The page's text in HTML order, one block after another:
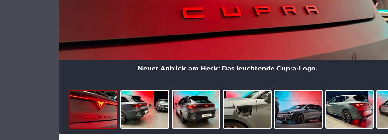
Neuer Anblick am Heck: Das leuchtende Cupra-Logo.